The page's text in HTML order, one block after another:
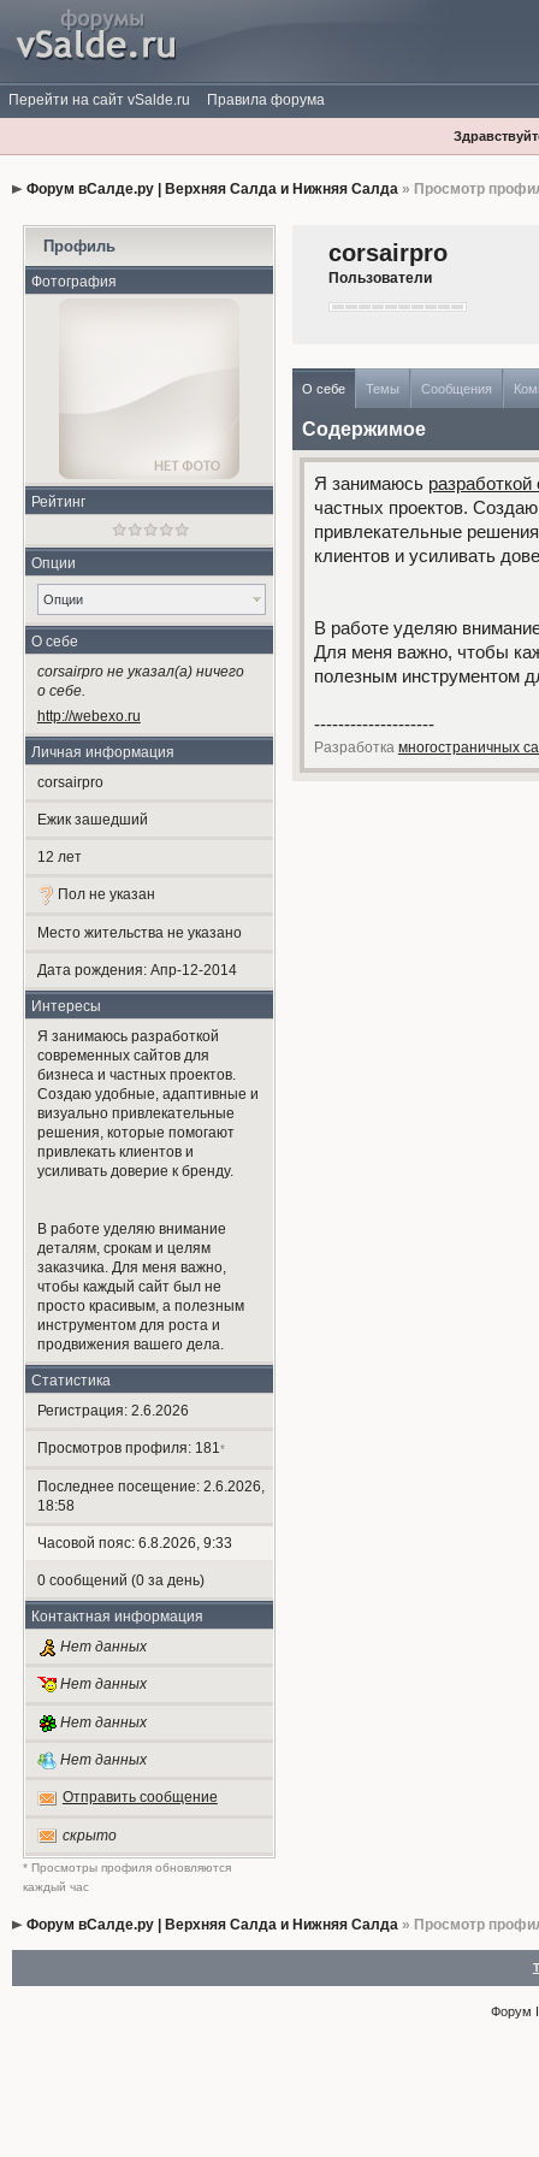
Перейти на сайт vSalde.ru Правила форума
Форум вСалде.ру | Верхняя Салда и Нижняя Салда» Просмотр
Профиль
Фотография
Рейтинг
Опции
Опции
О себе
corsairpro не указал(а) ничего
о себе.
http://webexo.ru
Личная информация
corsairpro
Ежик зашедший
12 лет
Пол не указан
Место жительства не указано
Дата рождения: Апр-12-2014
Интересы
Я занимаюсь разработкой
современных сайтов для
бизнеса и частных проектов.
Создаю удобные, адаптивные и
визуально привлекательные
решения, которые помогают
привлекать клиентов и
усиливать доверие к бренду.
В работе уделяю внимание
деталям, срокам и целям
заказчика. Для меня важно,
чтобы каждый сайт был не
просто красивым, а полезным
инструментом для роста и
продвижения вашего дела.
Статистика
Регистрация: 2.6.2026
Просмотров профиля: 181*
Последнее посещение: 2.6.2026,
18:58
Часовой пояс: 6.8.2026, 9:33
0 сообщений (0 за день)
Контактная информация
Нет данных
Нет данных
Нет данных
Нет данных
Отправить сообщение
скрыто
* Просмотры профиля обновляются
каждый час
corsairpro
Пользователи
О себе Темы Сообщения
Содержимое
Я занимаюсь
частных проектов.
привлекательные
клиентов и усиливать
В работе уделяю
Для меня важно, чтобы
полезным инструментом
--------------------
Разработка многостраничных
Форум вСалде.ру | Верхняя Салда и Нижняя Салда» Просмотр
Форум